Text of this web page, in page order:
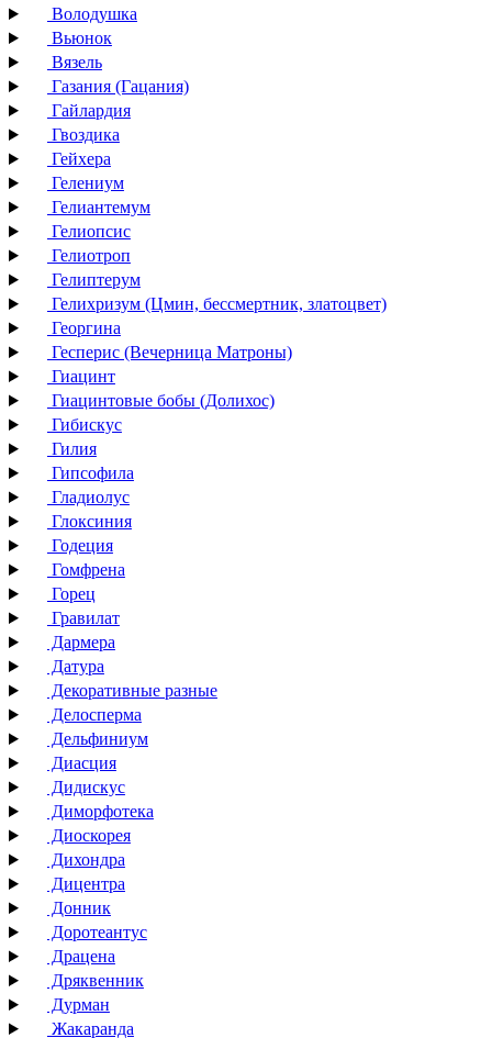
Володушка
Вьюнок
Вязель
Газания (Гацания)
Гайлардия
Гвоздика
Гейхера
Гелениум
Гелиантемум
Гелиопсис
Гелиотроп
Гелиптерум
Гелихризум (Цмин, бессмертник, златоцвет)
Георгина
Гесперис (Вечерница Матроны)
Гиацинт
Гиацинтовые бобы (Долихос)
Гибискус
Гилия
Гипсофила
Гладиолус
Глоксиния
Годеция
Гомфрена
Горец
Гравилат
Дармера
Датура
Декоративные разные
Делосперма
Дельфиниум
Диасция
Дидискус
Диморфотека
Диоскорея
Дихондра
Дицентра
Донник
Доротеантус
Драцена
Дряквенник
Дурман
Жакаранда